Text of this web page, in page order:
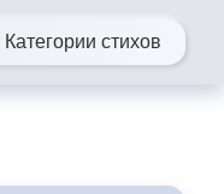
Категории стихов